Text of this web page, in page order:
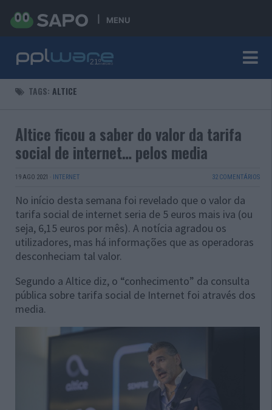
MENU
TAGS: ALTICE
Altice ficou a saber do valor da tarifa
social de internet… pelos media
19 AGO 2021 · INTERNET 32 COMENTÁRIOS
No início desta semana foi revelado que o valor da
tarifa social de internet seria de 5 euros mais iva (ou
seja, 6,15 euros por mês). A notícia agradou os
utilizadores, mas há informações que as operadoras
desconheciam tal valor.
Segundo a Altice diz, o “conhecimento” da consulta
pública sobre tarifa social de Internet foi através dos
media.